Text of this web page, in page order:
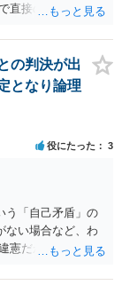
直接のやり取りは
の判決が出
となり論理
役にたった 3
う「自己矛盾」の
ない場合など、わ
憲だから裁判出来
用又は類推適用し